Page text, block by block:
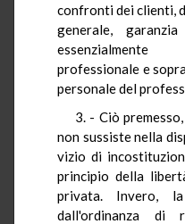
confronti dei clienti,
generale,
professionale e
personale del
3. - Ciò
non sussiste nella
vizio di
principio della
privata. Invero,
dall'ordinanza di